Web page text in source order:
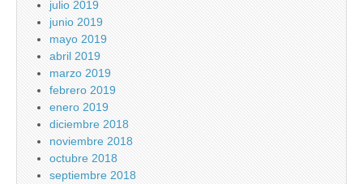
julio 2019
junio 2019
mayo 2019
abril 2019
marzo 2019
febrero 2019
enero 2019
diciembre 2018
noviembre 2018
octubre 2018
septiembre 2018